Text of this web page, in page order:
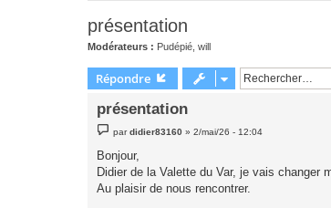
présentation
Modérateurs : Pudépié will
Répondre
présentation
e
s
a
e
pardidier83160 »2/mai/26 - 12:04
Bonjour,
Didier de la Valette du Var, je vais changer
Au plaisir de nous rencontrer.